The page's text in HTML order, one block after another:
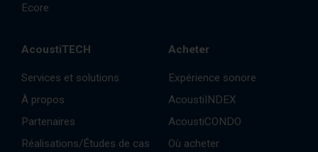
Ecore
AcoustiTECH
Services et solutions
À propos
Partenaires
Réalisations/Études de cas
Acheter
Expérience sonore
AcoustiINDEX
AcoustiCONDO
Où acheter